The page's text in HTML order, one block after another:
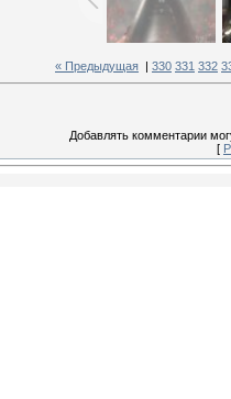
« Предыдущая 330 331 332
Добавлять комментарии
[